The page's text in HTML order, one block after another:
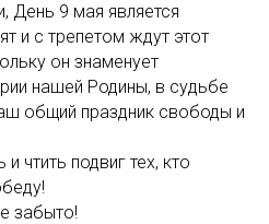
День 9 мая является
и с трепетом ждут этот
он знаменует
нашей Родины, в судьбе
общий праздник свободы и
чтить подвиг тех, кто
забыто!